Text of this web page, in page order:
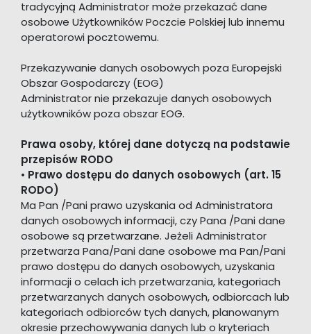
tradycyjną Administrator może przekazać dane
osobowe Użytkowników Poczcie Polskiej lub innemu
operatorowi pocztowemu.
Przekazywanie danych osobowych poza Europejski
Obszar Gospodarczy (EOG)
Administrator nie przekazuje danych osobowych
użytkowników poza obszar EOG.
Prawa osoby, której dane dotyczą na podstawie
przepisów RODO
• Prawo dostępu do danych osobowych (art. 15
RODO)
Ma Pan /Pani prawo uzyskania od Administratora
danych osobowych informacji, czy Pana /Pani dane
osobowe są przetwarzane. Jeżeli Administrator
przetwarza Pana/Pani dane osobowe ma Pan/Pani
prawo dostępu do danych osobowych, uzyskania
informacji o celach ich przetwarzania, kategoriach
przetwarzanych danych osobowych, odbiorcach lub
kategoriach odbiorców tych danych, planowanym
okresie przechowywania danych lub o kryteriach